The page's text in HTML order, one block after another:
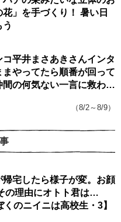
」を手づくり！ 暑い日
平井まさあきさんインタ
まやってたら順番が回って
間の何気ない一言に救われ
（8/2～8/9）
宅したら様子が変。お顔
の理由にオトト君は…
くのニイニは高校生・3】